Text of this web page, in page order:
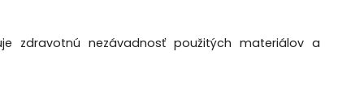
zdravotnú nezávadnosť použitých materiálov a